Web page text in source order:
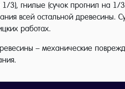
3), гнилые (сучок прогнил на 1/
всей остальной древесины.
работах.
– механические